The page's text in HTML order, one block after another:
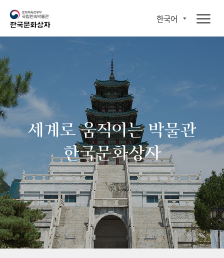
한국어
세계로 움직이는 박물관
한국문화상자